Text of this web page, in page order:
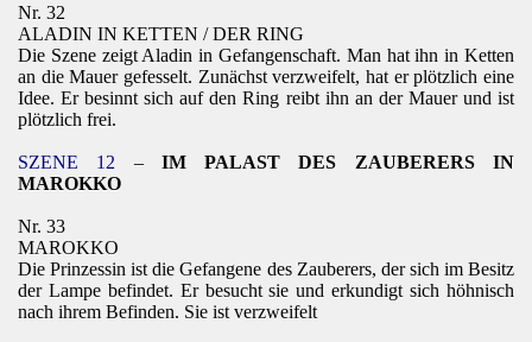
Nr. 32
ALADIN IN KETTEN / DER RING
Die Szene zeigt Aladin in Gefangenschaft. Man hat ihn in Ketten
an die Mauer gefesselt. Zunächst verzweifelt, hat er plötzlich eine
Idee. Er besinnt sich auf den Ring reibt ihn an der Mauer und ist
plötzlich frei.
SZENE 12 – IM PALAST DES ZAUBERERS IN
MAROKKO
Nr. 33
MAROKKO
Die Prinzessin ist die Gefangene des Zauberers, der sich im Besitz
der Lampe befindet. Er besucht sie und erkundigt sich höhnisch
nach ihrem Befinden. Sie ist verzweifelt